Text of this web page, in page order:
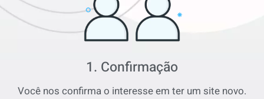
1. Confirmação
Você nos confirma o interesse em ter um site novo.